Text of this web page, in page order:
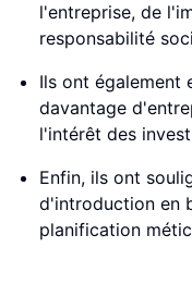
l'entreprise, de
responsabilité
Ils ont également
davantage
l'intérêt des
Enfin, ils ont
d'introduction en
planification